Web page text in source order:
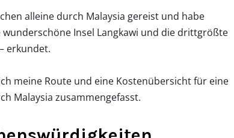
alleine durch Malaysia gereist und habe
wunderschöne Insel Langkawi und die drittgrößte
erkundet.
meine Route und eine Kostenübersicht für eine
Malaysia zusammengefasst.